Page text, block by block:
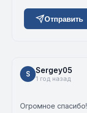
Отправить
S Sergey05
1 год назад
Огромное спасибо!